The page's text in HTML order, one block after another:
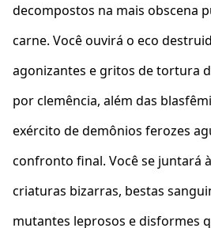
decompostos na mais obscena
carne. Você ouvirá o eco
agonizantes e gritos de tortura
por clemência, além das
exército de demônios ferozes
confronto final. Você se juntará
criaturas bizarras, bestas
mutantes leprosos e disformes